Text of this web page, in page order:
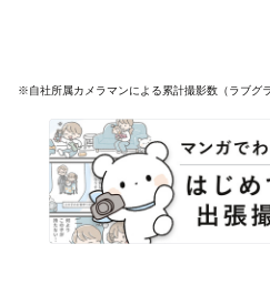
※自社所属カメラマンによる累計撮影数（ラブグ